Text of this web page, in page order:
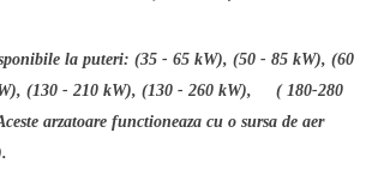
la puteri: (35 - 65 kW), (50 - 85 kW), (60
(130 - 210 kW), (130 - 260 kW), ( 180-280
arzatoare functioneaza cu o sursa de aer